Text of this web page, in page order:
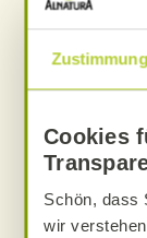
Zustimmung
Cookies
Schön, dass
wir